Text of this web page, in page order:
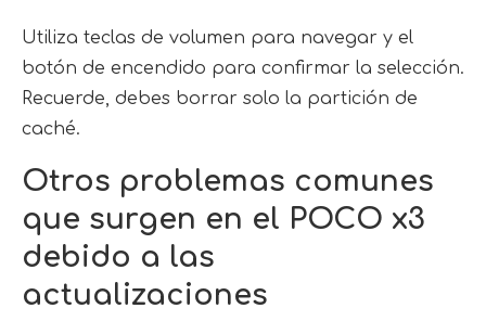
Utiliza teclas de volumen para navegar y el
botón de encendido para confirmar la selección.
Recuerde, debes borrar solo la partición de
caché.
Otros problemas comunes
que surgen en el POCO x3
debido a las
actualizaciones